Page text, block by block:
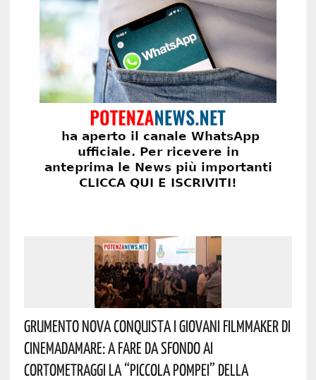
Grumento Nova Conquista I Giovani Filmmaker Di
Cinemadamare: A Fare Da Sfondo Ai
Cortometraggi La “Piccola Pompei” Della